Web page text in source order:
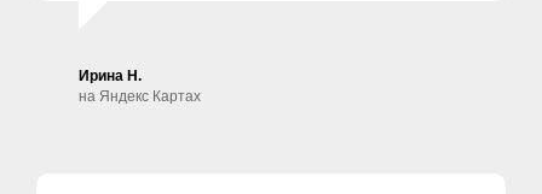
Ирина Н.
на Яндекс Картах